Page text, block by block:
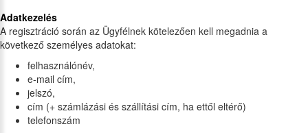
Adatkezelés
A regisztráció során az Ügyfélnek kötelezően kell megadnia a
következő személyes adatokat:
felhasználónév,
e-mail cím,
jelszó,
cím (+ számlázási és szállítási cím, ha ettől eltérő)
telefonszám